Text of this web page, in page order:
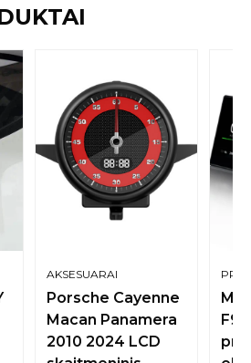
AKSESUARAI
Porsche Cayenne
Macan Panamera
2010 2024 LCD
F9